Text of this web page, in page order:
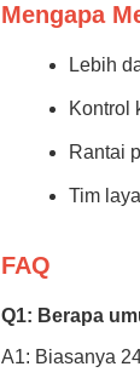
Mengapa
Lebih
Kontrol
Rantai
Tim
FAQ
Q1: Berapa
A1: Biasanya